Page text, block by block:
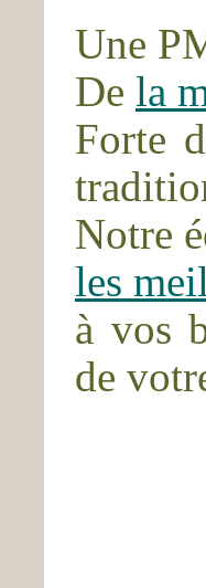
Une
De la
Forte
Notre
les
à vos
de